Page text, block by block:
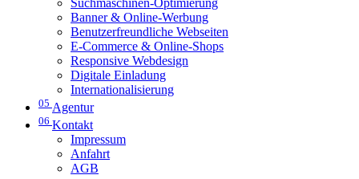
Banner & Online-Werbung
Benutzerfreundliche Webseiten
E-Commerce & Online-Shops
Responsive Webdesign
Digitale Einladung
Internationalisierung
05 Agentur
06 Kontakt
Impressum
Anfahrt
AGB